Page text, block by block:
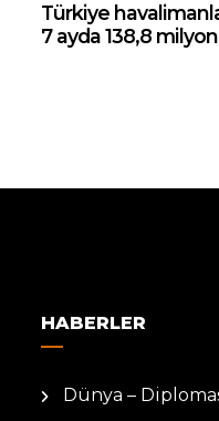
Türkiye
7 ayda 138,8
HABERLER
Dünya –